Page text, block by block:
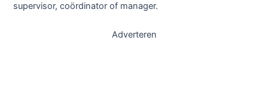
supervisor, coördinator of manager.
Adverteren